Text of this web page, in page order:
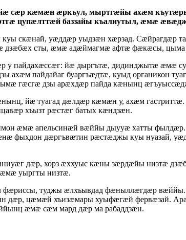
сӕр кӕмӕн ӕркъул, мыртгӕйы ахӕм
цупӕлттӕй баззайы къалиутыл, ӕмӕ
скӕнай, уӕддӕр уыдзӕн хӕрзад. Сӕйрагдӕр
сты, ӕмӕ адӕймагмӕ афтӕ фӕкӕсы,
у пайдахӕссӕг: йӕ дыргътӕ, дидинджытӕ ӕмӕ
пайдайаг буаргъӕдтӕ, куыд органикон
гӕсгӕ дзы арӕхдӕр пайда кӕнынц
йӕ туагад дӕлдӕр кӕмӕн у, ахӕм
хъызт рӕстӕг батых кӕндзӕн.
ӕмӕ апельсинӕй вӕййы дыууӕ хатты
фыхдон дӕргъвӕтин рӕстӕджы куы нуазай,
дӕр, хорз ӕххуыс кӕны зӕрдӕйы низтӕ
уыргты низтӕ.
туджы ӕлхъывдад фӕныллӕгдӕр
дӕр, цӕмӕй хъизӕмары хуыфӕгӕй фервӕзай.
ӕмӕ сӕм мард дӕр ма рабаддзӕн.